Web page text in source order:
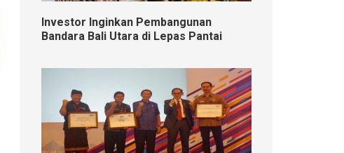
Investor Inginkan Pembangunan
Bandara Bali Utara di Lepas Pantai